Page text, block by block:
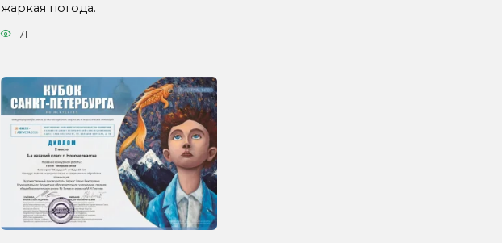
жаркая погода.
71